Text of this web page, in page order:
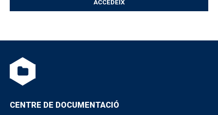
ACCEDEIX
CENTRE DE DOCUMENTACIÓ